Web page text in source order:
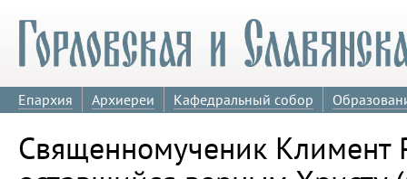
Епархия Архиереи Кафедральный собор
Священномученик Климент